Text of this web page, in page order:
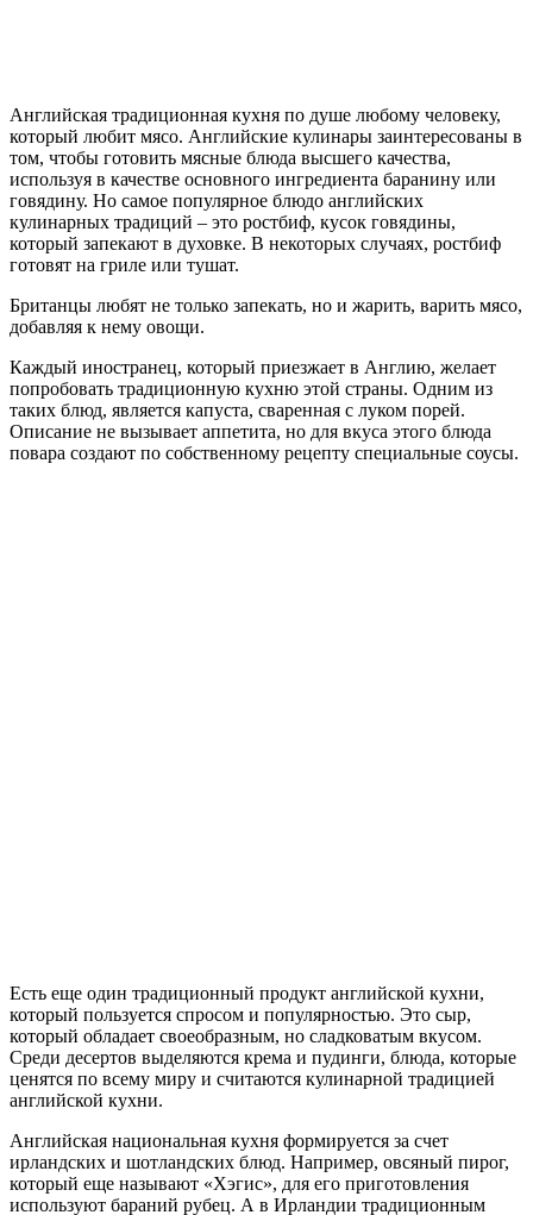
Английская традиционная кухня по душе любому человеку,
который любит мясо. Английские кулинары заинтересованы в
том, чтобы готовить мясные блюда высшего качества,
используя в качестве основного ингредиента баранину или
говядину. Но самое популярное блюдо английских
кулинарных традиций – это ростбиф, кусок говядины,
который запекают в духовке. В некоторых случаях, ростбиф
готовят на гриле или тушат.
Британцы любят не только запекать, но и жарить, варить мясо,
добавляя к нему овощи.
Каждый иностранец, который приезжает в Англию, желает
попробовать традиционную кухню этой страны. Одним из
таких блюд, является капуста, сваренная с луком порей.
Описание не вызывает аппетита, но для вкуса этого блюда
повара создают по собственному рецепту специальные соусы.
Есть еще один традиционный продукт английской кухни,
который пользуется спросом и популярностью. Это сыр,
который обладает своеобразным, но сладковатым вкусом.
Среди десертов выделяются крема и пудинги, блюда, которые
ценятся по всему миру и считаются кулинарной традицией
английской кухни.
Английская национальная кухня формируется за счет
ирландских и шотландских блюд. Например, овсяный пирог,
который еще называют «Хэгис», для его приготовления
используют бараний рубец. А в Ирландии традиционным